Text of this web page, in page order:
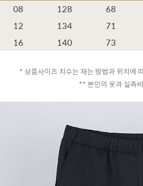
08 128 68
12 134 71
16 140 73
* 상품사이즈 치수는 재는 방법과 위치에
** 본인의 옷과 실측